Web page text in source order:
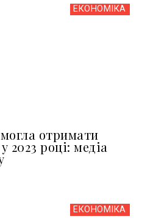
ЕКОНОМІКА
отримати
2023 році: медіа
ЕКОНОМІКА